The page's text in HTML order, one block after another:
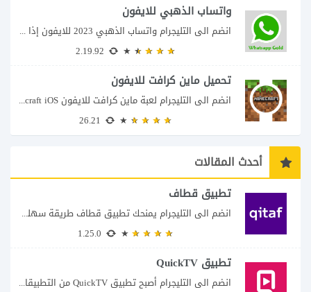
واتساب الذهبي للايفون
انضم الى التليجرام واتساب الذهبي 2023 للايفون إذا كنت تبحث عن واتساب الذهبي للايفون...
تحميل ماين كرافت للايفون
انضم الى التليجرام لعبة ماين كرافت للايفون Minecraft iOS تُعد لعبة Minecraft واحدة من...
أحدث المقالات
تطبيق قطاف
انضم الى التليجرام يمنحك تطبيق قطاف طريقة سهلة لمتابعة نقاط المكافآت والاستفادة منها في...
تطبيق QuickTV
انضم الى التليجرام أصبح تطبيق QuickTV من التطبيقات التي تستهدف محبي المسلسلات السريعة، إذ...